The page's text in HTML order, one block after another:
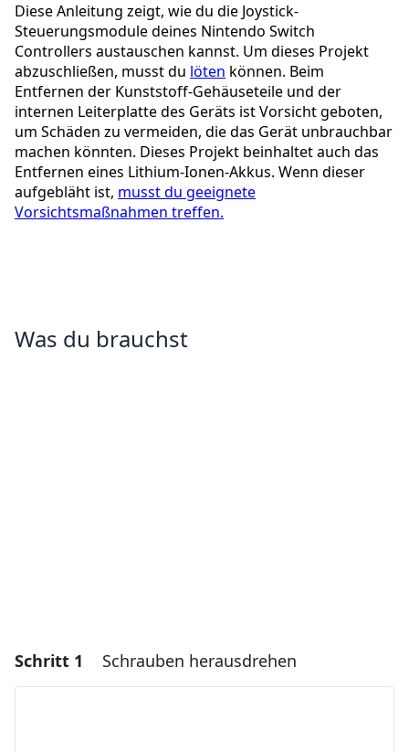
Diese Anleitung zeigt, wie du die Joystick-
Steuerungsmodule deines Nintendo Switch
Controllers austauschen kannst. Um dieses Projekt
abzuschließen, musst du löten können. Beim
Entfernen der Kunststoff-Gehäuseteile und der
internen Leiterplatte des Geräts ist Vorsicht geboten,
um Schäden zu vermeiden, die das Gerät unbrauchbar
machen könnten. Dieses Projekt beinhaltet auch das
Entfernen eines Lithium-Ionen-Akkus. Wenn dieser
aufgebläht ist, musst du geeignete
Vorsichtsmaßnahmen treffen.
Was du brauchst
Schritt 1 Schrauben herausdrehen